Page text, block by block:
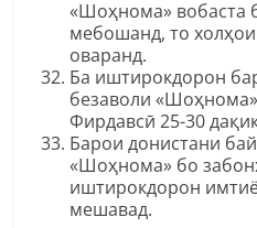
«Шоҳнома» вобаста
мебошанд, то
оваранд.
Ба иштирокдорон
безаволи
Фирдавсӣ 25-30
Барои донистани
«Шоҳнома» бо
иштирокдорон
мешавад.